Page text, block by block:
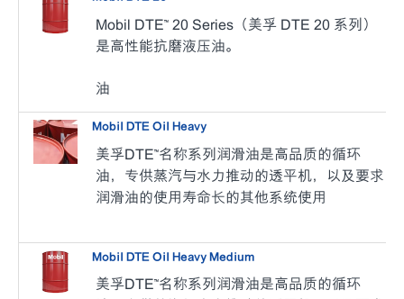
Mobil DTE™ 20 Series（美孚 DTE 20 系列）
是高性能抗磨液压油。
油
Mobil DTE Oil Heavy
美孚DTE™名称系列润滑油是高品质的循环
油，专供蒸汽与水力推动的透平机，以及要求
润滑油的使用寿命长的其他系统使用
Mobil DTE Oil Heavy Medium
美孚DTE™名称系列润滑油是高品质的循环